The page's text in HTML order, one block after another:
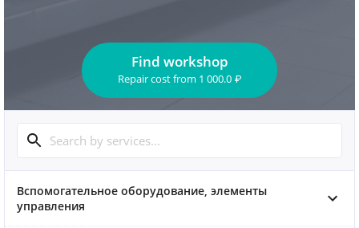
Find workshop
Repair costfrom 1 000.0 ₽
Вспомогательное оборудование, элементы
управления